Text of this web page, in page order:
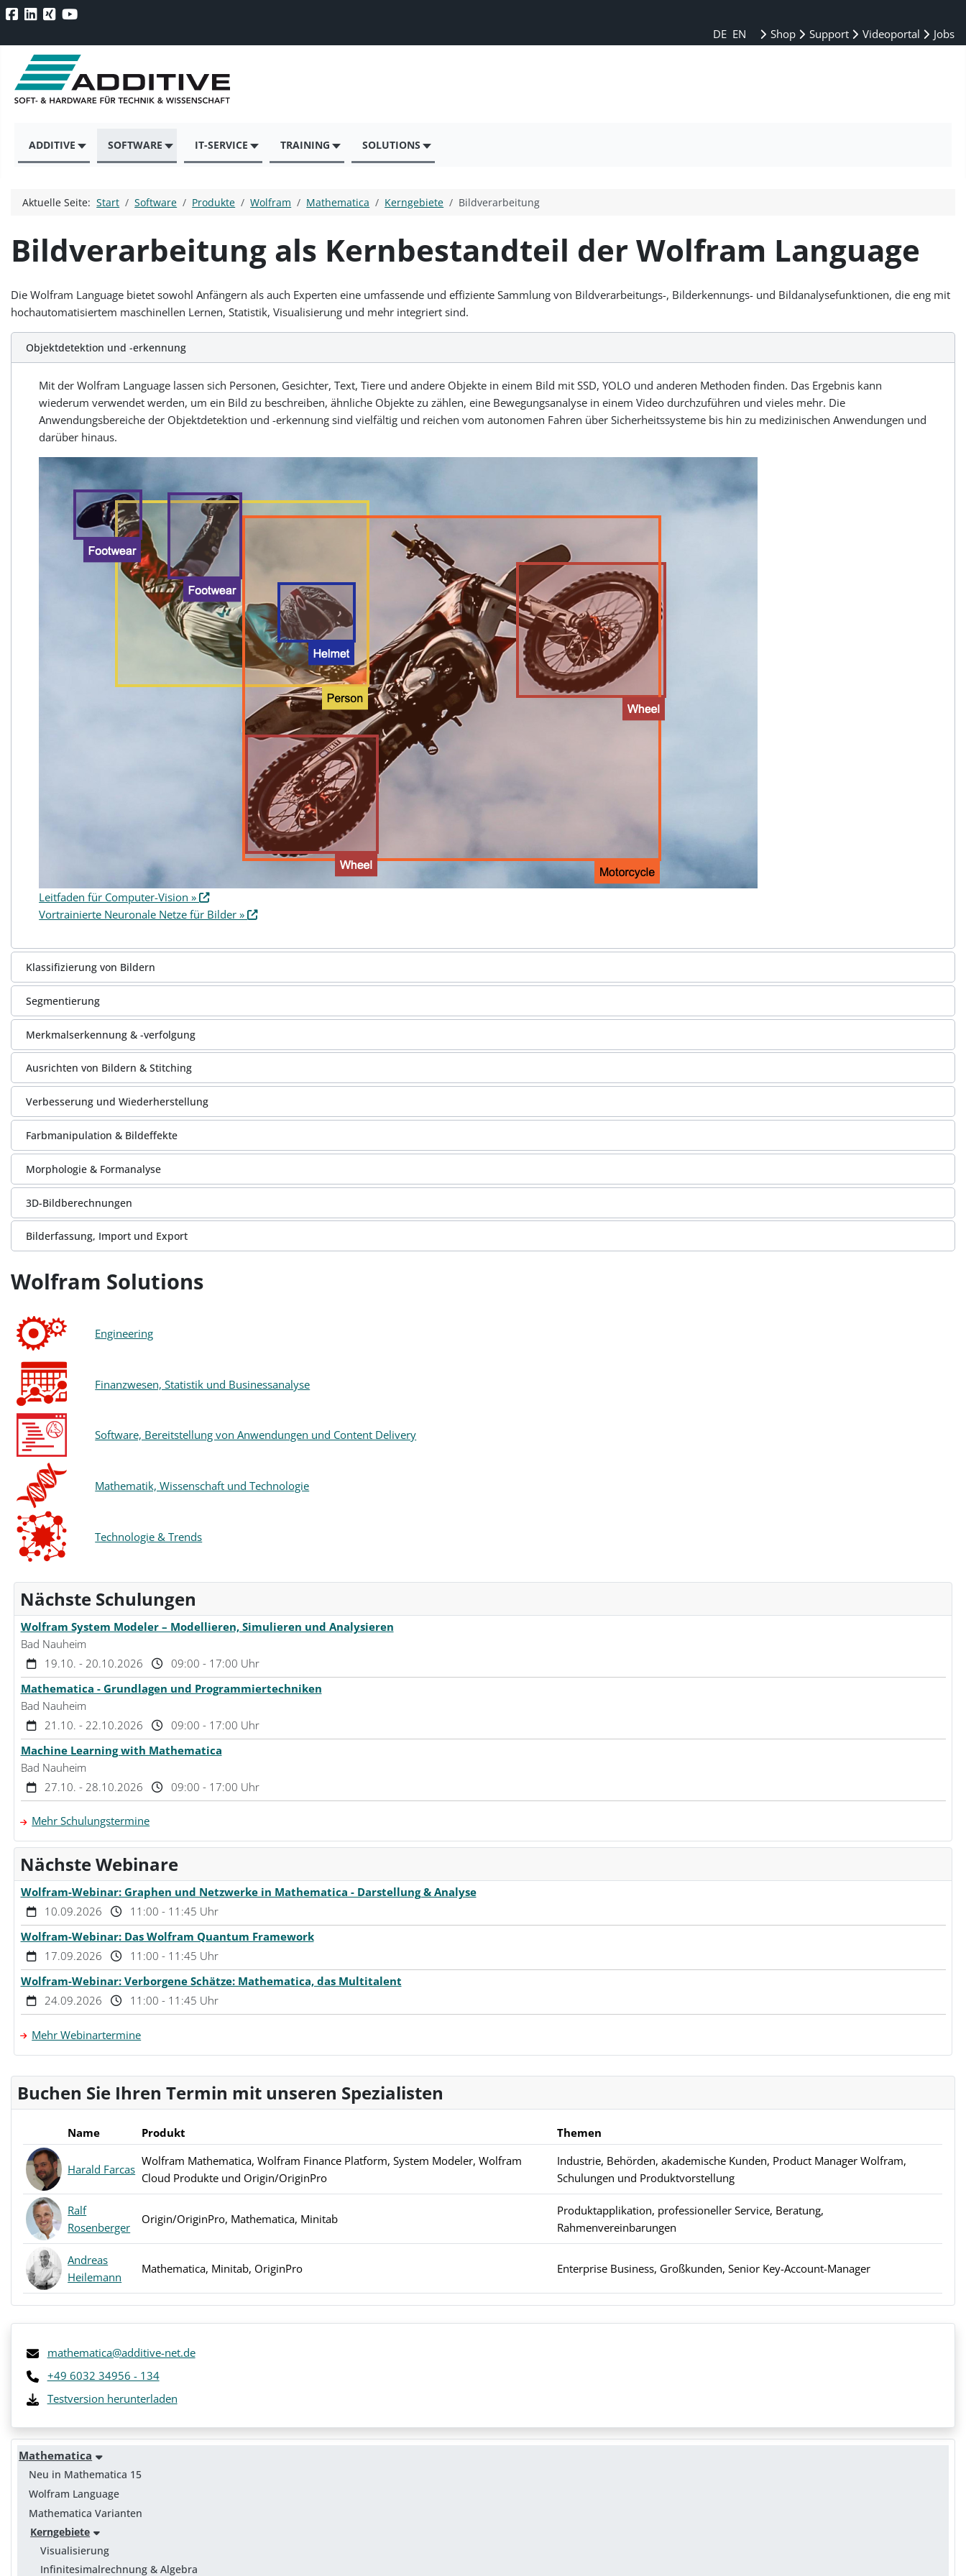
DE EN Shop Support Videoportal Jobs
ADDITIVE SOFTWARE IT-SERVICE TRAINING SOLUTIONS
Mathematica
Neu in Mathematica 15
Wolfram Language
Mathematica Varianten
Kerngebiete
Visualisierung
Infinitesimalrechnung & Algebra
Aktuelle Seite:Start Software Produkte Wolfram Mathematica Kerngebiete Bildverarbeitung
Bildverarbeitung als Kernbestandteil der Wolfram Language
Die Wolfram Language bietet sowohl Anfängern als auch Experten eine umfassende und effiziente Sammlung von Bildverarbeitungs-, Bilderkennungs- und Bildanalysefunktionen, die eng mit
hochautomatisiertem maschinellen Lernen, Statistik, Visualisierung und mehr integriert sind.
Objektdetektion und -erkennung
Mit der Wolfram Language lassen sich Personen, Gesichter, Text, Tiere und andere Objekte in einem Bild mit SSD, YOLO und anderen Methoden finden. Das Ergebnis kann
wiederum verwendet werden, um ein Bild zu beschreiben, ähnliche Objekte zu zählen, eine Bewegungsanalyse in einem Video durchzuführen und vieles mehr. Die
Anwendungsbereiche der Objektdetektion und -erkennung sind vielfältig und reichen vom autonomen Fahren über Sicherheitssysteme bis hin zu medizinischen Anwendungen und
darüber hinaus.
Leitfaden für Computer-Vision »
Vortrainierte Neuronale Netze für Bilder »
Klassifizierung von Bildern
Segmentierung
Merkmalserkennung & -verfolgung
Ausrichten von Bildern & Stitching
Verbesserung und Wiederherstellung
Farbmanipulation & Bildeffekte
Morphologie & Formanalyse
3D-Bildberechnungen
Bilderfassung, Import und Export
Wolfram Solutions
Engineering
Finanzwesen, Statistik und Businessanalyse
Software, Bereitstellung von Anwendungen und Content Delivery
Mathematik, Wissenschaft und Technologie
Technologie & Trends
Nächste Schulungen
Wolfram System Modeler – Modellieren, Simulieren und Analysieren
Bad Nauheim
19.10. - 20.10.2026
09:00 - 17:00 Uhr
Mathematica - Grundlagen und Programmiertechniken
Bad Nauheim
21.10. - 22.10.2026
09:00 - 17:00 Uhr
Machine Learning with Mathematica
Bad Nauheim
27.10. - 28.10.2026
09:00 - 17:00 Uhr
Mehr Schulungstermine
Nächste Webinare
Wolfram-Webinar: Graphen und Netzwerke in Mathematica - Darstellung & Analyse
10.09.2026
11:00 - 11:45 Uhr
Wolfram-Webinar: Das Wolfram Quantum Framework
17.09.2026
11:00 - 11:45 Uhr
Wolfram-Webinar: Verborgene Schätze: Mathematica, das Multitalent
24.09.2026
11:00 - 11:45 Uhr
Mehr Webinartermine
Buchen Sie Ihren Termin mit unseren Spezialisten
Name Produkt Themen
Harald Farcas
Wolfram Mathematica, Wolfram Finance Platform, System Modeler, Wolfram
Cloud Produkte und Origin/OriginPro
Industrie, Behörden, akademische Kunden, Product Manager Wolfram,
Schulungen und Produktvorstellung
Ralf
Rosenberger
Origin/OriginPro, Mathematica, Minitab
Produktapplikation, professioneller Service, Beratung,
Rahmenvereinbarungen
Andreas
Heilemann
Mathematica, Minitab, OriginPro Enterprise Business, Großkunden, Senior Key-Account-Manager
mathematica@additive-net.de
+49 6032 34956 - 134
Testversion herunterladen